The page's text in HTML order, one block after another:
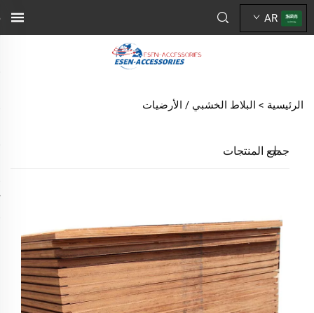
AR
الرئيسية > البلاط الخشبي / الأرضيات
جميع المنتجات